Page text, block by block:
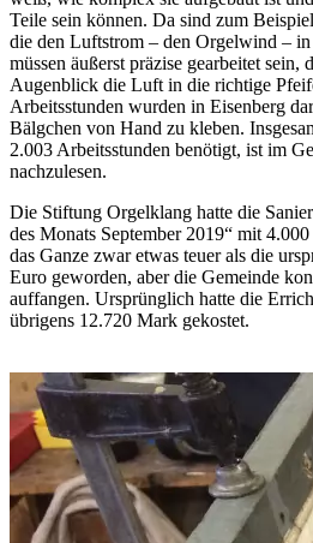
Teile sein können. Da sind zum
die den Luftstrom – den Orgelwind –
müssen äußerst präzise gearbeitet sein,
Augenblick die Luft in die richtige
Arbeitsstunden wurden in Eisenberg
Bälgchen von Hand zu kleben.
2.003 Arbeitsstunden benötigt, ist im
nachzulesen.
Die Stiftung Orgelklang hatte die
des Monats September 2019“ mit
das Ganze zwar etwas teuer als die
Euro geworden, aber die Gemeinde
auffangen. Ursprünglich hatte die
übrigens 12.720 Mark gekostet.